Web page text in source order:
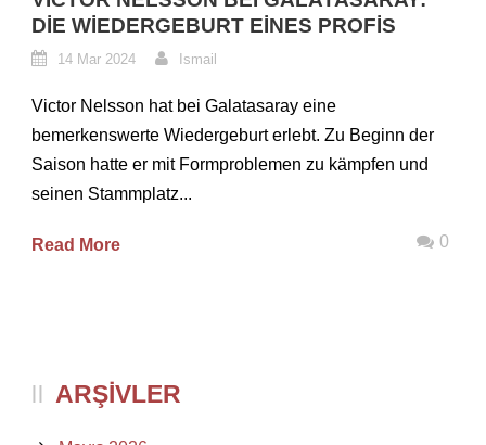
DIE WIEDERGEBURT EINES PROFIS
14 Mar 2024 Ismail
Victor Nelsson hat bei Galatasaray eine
bemerkenswerte Wiedergeburt erlebt. Zu Beginn der
Saison hatte er mit Formproblemen zu kämpfen und
seinen Stammplatz...
Read More 0
ARŞIVLER